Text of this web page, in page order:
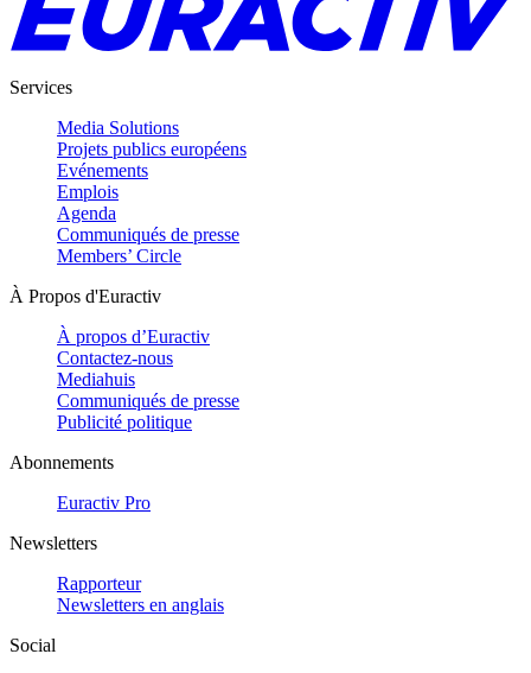
Services
Media Solutions
Projets publics européens
Evénements
Emplois
Agenda
Communiqués de presse
Members’ Circle
À Propos d'Euractiv
À propos d’Euractiv
Contactez-nous
Mediahuis
Communiqués de presse
Publicité politique
Abonnements
Euractiv Pro
Newsletters
Rapporteur
Newsletters en anglais
Social